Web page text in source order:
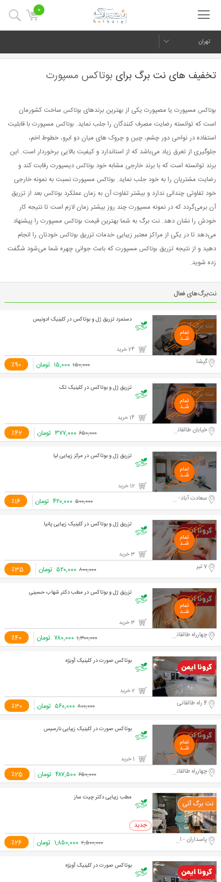
0
تهران
تخفیف های نت برگ برای بوتاکس مسپورت
بوتاکس مسپورت یا مصپورت یکی از بهترین برند‌های بوتاکس ساخت کشورمان
است که توانسته رضایت مصرف کنندگان را جلب نماید. بوتاکس مسپورت با قابلیت
استفاده در نواحی دور چشم، چین و چروک های میان دو ابرو، خطوط اخم،
جلوگیری از تعرق زیاد می‌باشد که از استاندارد و کیفیت بالایی برخوردار است. این
برند توانسته است که با برند خارجی مشابه خود بوتاکس دیسپورت رقابت کند و
رضایت مشتریان را به خود جلب نماید. بوتاکس مسپورت نسبت به نمونه خارجی
خود تفاوتی چندانی ندارد و بیشتر تفاوت آن به زمان عملکرد بوتاکس بعد از تزریق
آن برمی‌گردد که در نمونه مسپورت چند روز بیشتر زمان لازم است تا نتیجه کار
خودش را نشان دهد. نت برگ به شما بهترین قیمت بوتاکس مسپورت را پیشنهاد
می‌دهد تا در یکی از مراکز معتبر زیبایی خدمات تزریق بوتاکس خودتان را انجام
دهید و از نتیجه تزریق بوتاکس مسپورت که باعث جوانی چهره شما می‌شود شگفت
زده شوید.
نت‌برگ‌های فعال
دستمزد تزریق ژل و بوتاکس در کلینیک ادونیس
٪90 گیشا ۱۵۰,۰۰۰ ۱۵,۰۰۰ تومان
تزریق ژل و بوتاکس در کلینیک تک
٪42 خیابان طالقانی شمالی، جنب خیابان مدنی ۶۵۰,۰۰۰ ۳۷۷,۰۰۰ تومان
تزریق ژل و بوتاکس در مرکز زیبایی لیا
٪16 سعادت آباد- بلوار دریا ۵۰۰,۰۰۰ ۴۲۰,۰۰۰ تومان
تزریق ژل و بوتاکس در کلینیک زیبایی پانیا
٪35 7 تیر ۸۰۰,۰۰۰ ۵۲۰,۰۰۰ تومان
تزریق ژل و بوتاکس در مطب دکتر شهاب حسینی
٪40 چهارراه طالقانی ۱,۳۰۰,۰۰۰ ۷۸۰,۰۰۰ تومان
بوتاکس صورت در کلینیک آویژه
٪30 4 راه طالقانی ۸۰۰,۰۰۰ ۵۶۰,۰۰۰ تومان
بوتاکس صورت در کلینیک زیبایی نارسیس
٪25 چهارراه طالقانی ۶۵۰,۰۰۰ ۴۸۷,۵۰۰ تومان
مطب زیبایی دکتر چیت ساز
0 خرید
٪26 پاسداران - اختیاریه جنوبی ۲,۵۰۰,۰۰۰ ۱,۸۵۰,۰۰۰ تومان
بوتاکس صورت در کلینیک آویژه